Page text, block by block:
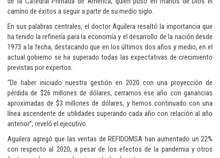
camino de éxitos a seguir a partir de su medio siglo.
En sus palabras centrales, el doctor Aguilera resaltó la importancia que
ha tenido la refinería para la economía y el desarrollo de la nación desde
1973 a la fecha, destacando que en los últimos dos años y medio, en el
actual gobierno se ha superado todas las expectativas de crecimiento
previstas por expertos.
“De haber iniciado nuestra gestión en 2020 con una proyección de
pérdida de $26 millones de dólares, cerramos ese año con ganancias
aproximadas de $3 millones de dólares, y hemos continuado con una
línea ascendente de utilidades superando cada año con relación al año
anterior”, reveló el ejecutivo.
Aguilera agregó que las ventas de REFIDOMSA han aumentado un 22%
con respecto al 2020, a pesar de los efectos de la pandemia y otros